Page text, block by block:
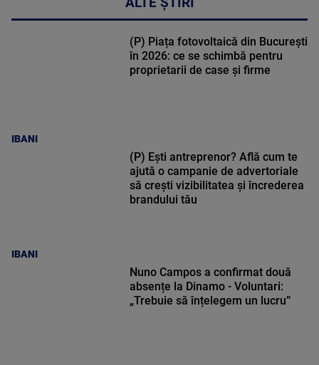
IBANI
(P) Piața fotovoltaică din București
în 2026: ce se schimbă pentru
proprietarii de case și firme
IBANI
(P) Ești antreprenor? Află cum te
ajută o campanie de advertoriale
să crești vizibilitatea și încrederea
brandului tău
Nuno Campos a confirmat două
absențe la Dinamo - Voluntari:
„Trebuie să înțelegem un lucru”